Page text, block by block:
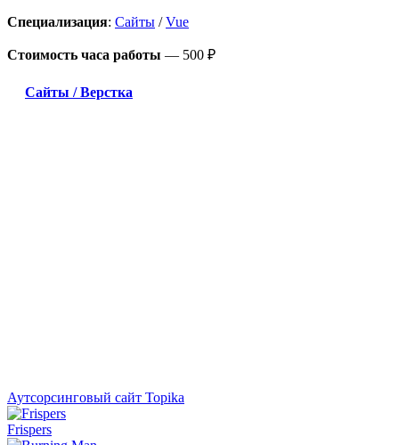
Специализация: Сайты /Vue
Стоимость часа работы — 500 ₽
Сайты / Верстка
Аутсорсинговый сайт Topika
Frispers